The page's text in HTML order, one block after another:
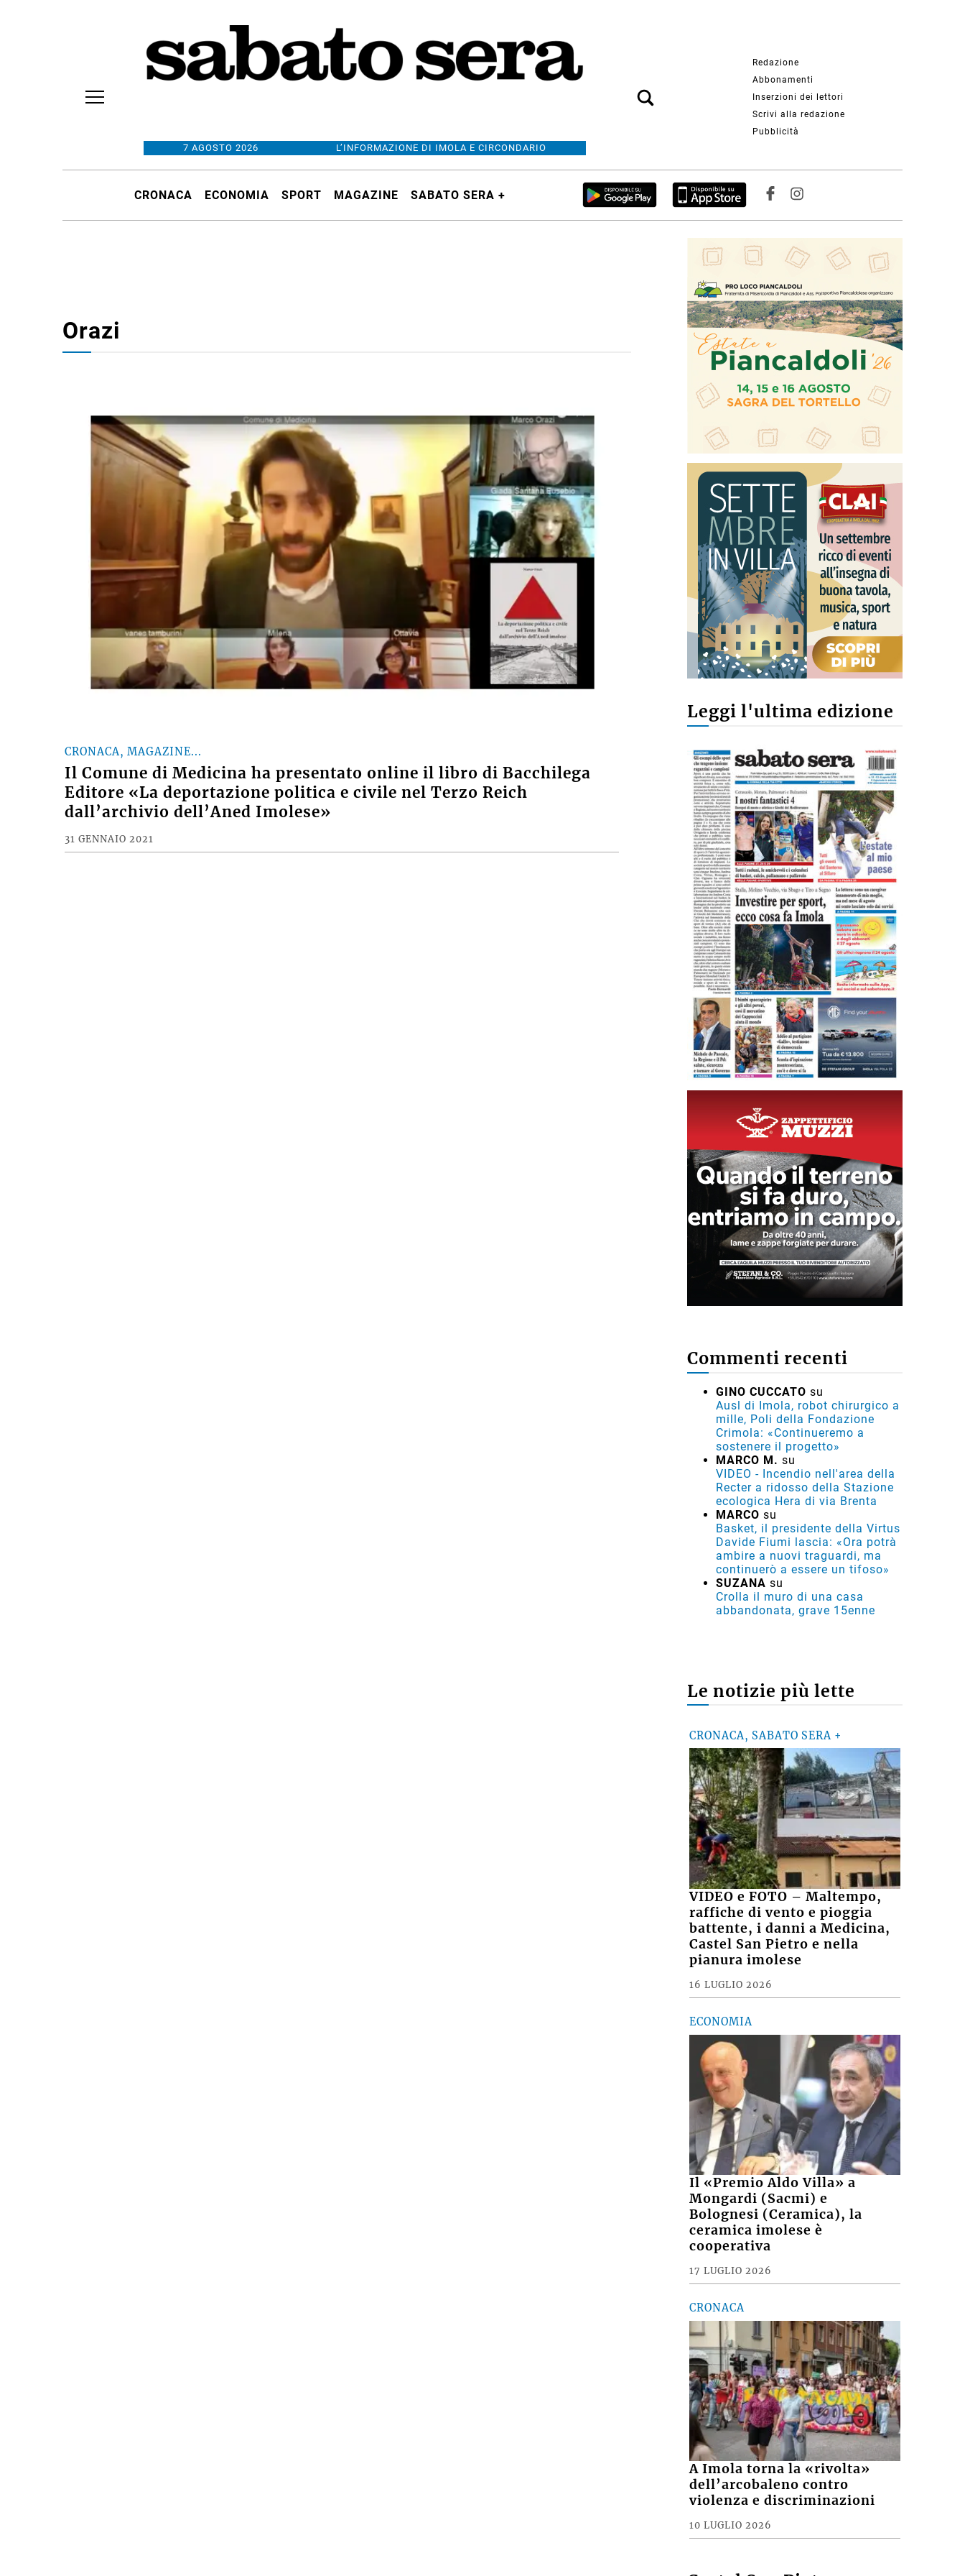
7 AGOSTO 2026 L’INFORMAZIONE DI IMOLA E CIRCONDARIO
Redazione
Abbonamenti
Inserzioni dei lettori
Scrivi alla redazione
Pubblicità
CRONACA ECONOMIA SPORT MAGAZINE SABATO SERA +
Orazi
CRONACA, MAGAZINE...
Il Comune di Medicina ha presentato online il libro di Bacchilega
Editore «La deportazione politica e civile nel Terzo Reich
dall’archivio dell’Aned Imolese»
31 GENNAIO 2021
Leggi l'ultima edizione
Commenti recenti
GINO CUCCATO su
Ausl di Imola, robot chirurgico a
mille, Poli della Fondazione
Crimola: «Continueremo a
sostenere il progetto»
MARCO M. su
VIDEO - Incendio nell'area della
Recter a ridosso della Stazione
ecologica Hera di via Brenta
MARCO su
Basket, il presidente della Virtus
Davide Fiumi lascia: «Ora potrà
ambire a nuovi traguardi, ma
continuerò a essere un tifoso»
SUZANA su
Crolla il muro di una casa
abbandonata, grave 15enne
Le notizie più lette
CRONACA, SABATO SERA +
VIDEO e FOTO – Maltempo,
raffiche di vento e pioggia
battente, i danni a Medicina,
Castel San Pietro e nella
pianura imolese
16 LUGLIO 2026
ECONOMIA
Il «Premio Aldo Villa» a
Mongardi (Sacmi) e
Bolognesi (Ceramica), la
ceramica imolese è
cooperativa
17 LUGLIO 2026
CRONACA
A Imola torna la «rivolta»
dell’arcobaleno contro
violenza e discriminazioni
10 LUGLIO 2026